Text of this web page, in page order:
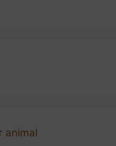
animal